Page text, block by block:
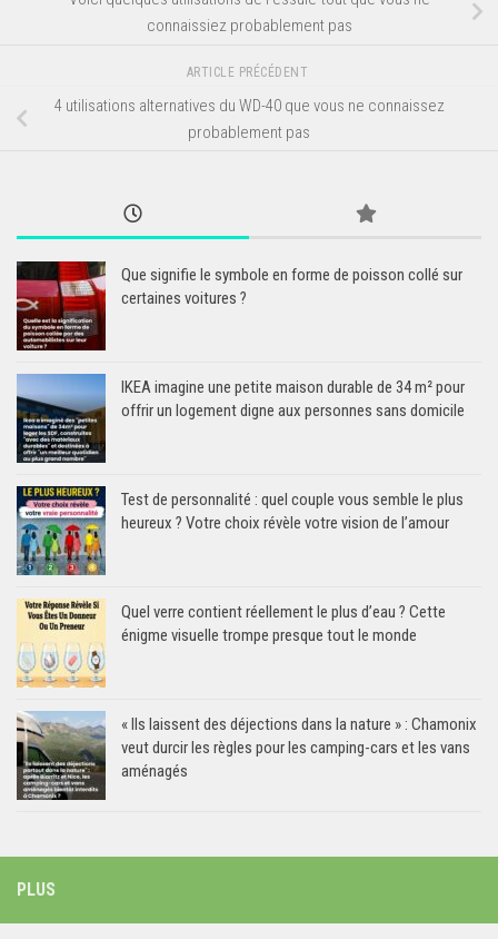
connaissiez probablement pas
ARTICLE PRÉCÉDENT
4 utilisations alternatives du WD-40 que vous ne connaissez
probablement pas
Que signifie le symbole en forme de poisson collé sur
certaines voitures ?
IKEA imagine une petite maison durable de 34 m² pour
offrir un logement digne aux personnes sans domicile
Test de personnalité : quel couple vous semble le plus
heureux ? Votre choix révèle votre vision de l’amour
Quel verre contient réellement le plus d’eau ? Cette
énigme visuelle trompe presque tout le monde
« Ils laissent des déjections dans la nature » : Chamonix
veut durcir les règles pour les camping-cars et les vans
aménagés
PLUS